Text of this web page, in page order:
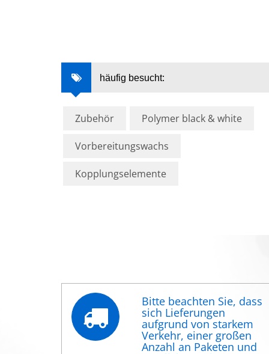
häufig besucht:
Zubehör Polymer black & white
Vorbereitungswachs
Kopplungselemente
Bitte beachten Sie, dass
sich Lieferungen
aufgrund von starkem
Verkehr, einer großen
Anzahl an Paketen und